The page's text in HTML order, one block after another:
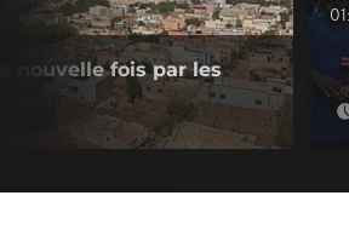
nouvelle fois par les